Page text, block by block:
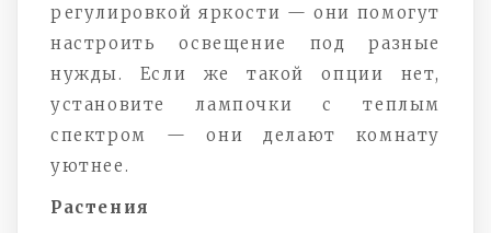
регулировкой яркости — они помогут
настроить освещение под разные
нужды. Если же такой опции нет,
установите лампочки с теплым
спектром — они делают комнату
уютнее.
Растения